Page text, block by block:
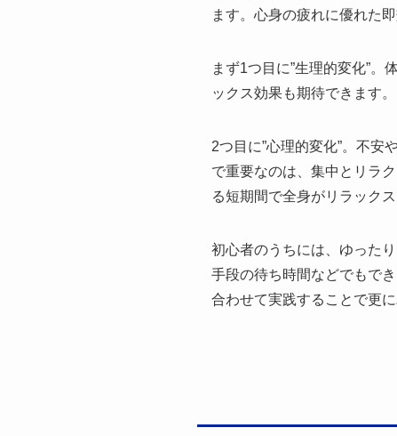
ます。心身の疲れに優れた
まず1つ目に”生理的変化”
ックス効果も期待できます。
2つ目に”心理的変化”。不
で重要なのは、集中とリラ
る短期間で全身がリラック
初心者のうちには、ゆった
手段の待ち時間などでもで
合わせて実践することで更